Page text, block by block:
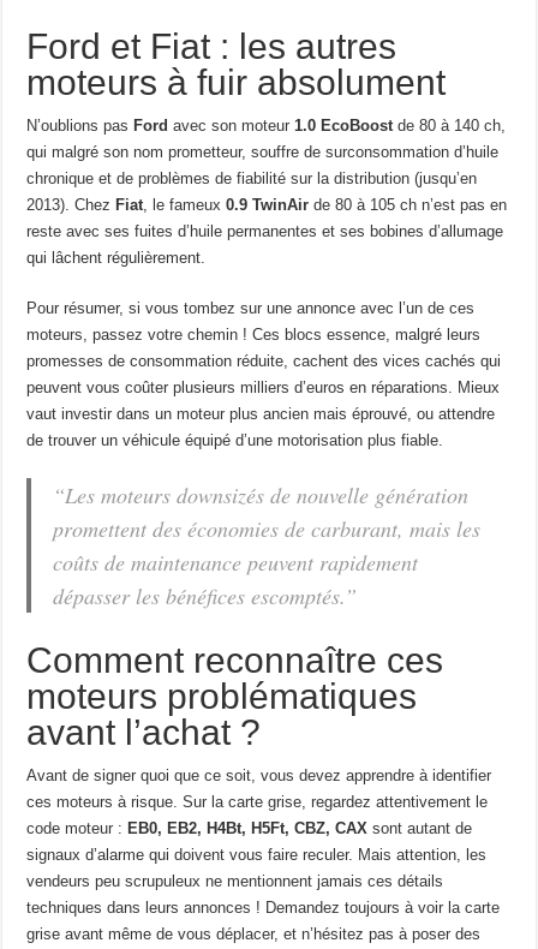
Ford et Fiat : les autres
moteurs à fuir absolument
N’oublions pas Ford avec son moteur 1.0 EcoBoost de 80 à 140 ch,
qui malgré son nom prometteur, souffre de surconsommation d’huile
chronique et de problèmes de fiabilité sur la distribution (jusqu’en
2013). Chez Fiat , le fameux0.9 TwinAir de 80 à 105 ch n’est pas en
reste avec ses fuites d’huile permanentes et ses bobines d’allumage
qui lâchent régulièrement.
Pour résumer, si vous tombez sur une annonce avec l’un de ces
moteurs, passez votre chemin ! Ces blocs essence, malgré leurs
promesses de consommation réduite, cachent des vices cachés qui
peuvent vous coûter plusieurs milliers d’euros en réparations. Mieux
vaut investir dans un moteur plus ancien mais éprouvé, ou attendre
de trouver un véhicule équipé d’une motorisation plus fiable.
“Les moteurs downsizés de nouvelle génération
promettent des économies de carburant, mais les
coûts de maintenance peuvent rapidement
dépasser les bénéfices escomptés.”
Comment reconnaître ces
moteurs problématiques
avant l’achat ?
Avant de signer quoi que ce soit, vous devez apprendre à identifier
ces moteurs à risque. Sur la carte grise, regardez attentivement le
code moteur : EB0, EB2, H4Bt, H5Ft, CBZ, CAX sont autant de
signaux d’alarme qui doivent vous faire reculer. Mais attention, les
vendeurs peu scrupuleux ne mentionnent jamais ces détails
techniques dans leurs annonces ! Demandez toujours à voir la carte
grise avant même de vous déplacer, et n’hésitez pas à poser des